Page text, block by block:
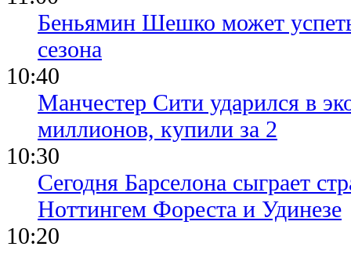
Беньямин Шешко может
сезона
10:40
Манчестер Сити ударился в
миллионов, купили за 2
10:30
Сегодня Барселона сыграет
Ноттингем Фореста и Удинезе
10:20